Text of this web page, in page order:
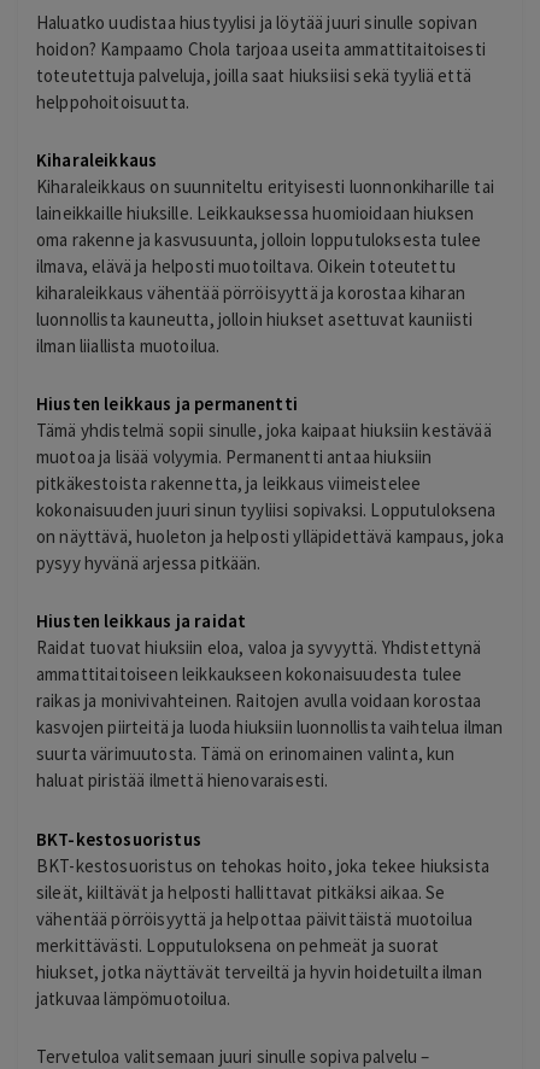
Haluatko uudistaa hiustyylisi ja löytää juuri sinulle sopivan
hoidon? Kampaamo Chola tarjoaa useita ammattitaitoisesti
toteutettuja palveluja, joilla saat hiuksiisi sekä tyyliä että
helppohoitoisuutta.
Kiharaleikkaus
Kiharaleikkaus on suunniteltu erityisesti luonnonkiharille tai
laineikkaille hiuksille. Leikkauksessa huomioidaan hiuksen
oma rakenne ja kasvusuunta, jolloin lopputuloksesta tulee
ilmava, elävä ja helposti muotoiltava. Oikein toteutettu
kiharaleikkaus vähentää pörröisyyttä ja korostaa kiharan
luonnollista kauneutta, jolloin hiukset asettuvat kauniisti
ilman liiallista muotoilua.
Hiusten leikkaus ja permanentti
Tämä yhdistelmä sopii sinulle, joka kaipaat hiuksiin kestävää
muotoa ja lisää volyymia. Permanentti antaa hiuksiin
pitkäkestoista rakennetta, ja leikkaus viimeistelee
kokonaisuuden juuri sinun tyyliisi sopivaksi. Lopputuloksena
on näyttävä, huoleton ja helposti ylläpidettävä kampaus, joka
pysyy hyvänä arjessa pitkään.
Hiusten leikkaus ja raidat
Raidat tuovat hiuksiin eloa, valoa ja syvyyttä. Yhdistettynä
ammattitaitoiseen leikkaukseen kokonaisuudesta tulee
raikas ja monivivahteinen. Raitojen avulla voidaan korostaa
kasvojen piirteitä ja luoda hiuksiin luonnollista vaihtelua ilman
suurta värimuutosta. Tämä on erinomainen valinta, kun
haluat piristää ilmettä hienovaraisesti.
BKT-kestosuoristus
BKT-kestosuoristus on tehokas hoito, joka tekee hiuksista
sileät, kiiltävät ja helposti hallittavat pitkäksi aikaa. Se
vähentää pörröisyyttä ja helpottaa päivittäistä muotoilua
merkittävästi. Lopputuloksena on pehmeät ja suorat
hiukset, jotka näyttävät terveiltä ja hyvin hoidetuilta ilman
jatkuvaa lämpömuotoilua.
Tervetuloa valitsemaan juuri sinulle sopiva palvelu –